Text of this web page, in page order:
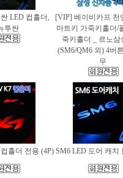
LED 컵홀더,
투싼
[VIP] 베이비카프 천
마트키 가죽키홀더/
죽키홀더 _ 르노삼
(SM6/QM6 외) 4버
무
홀더 전용 (4P) SM6 LED 도어 캐치